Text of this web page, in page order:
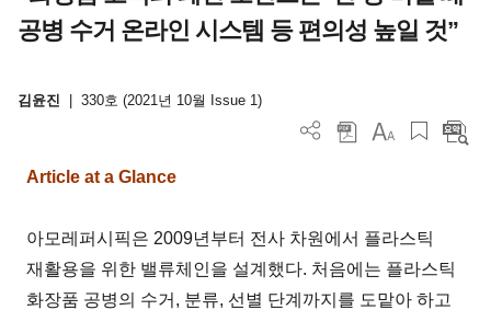
공병 수거 온라인 시스템 등 편의성 높일 것”
김윤진 330호 (2021년 10월 Issue 1)
Article at a Glance
아모레퍼시픽은 2009년부터 전사 차원에서 플라스틱
재활용을 위한 밸류체인을 설계했다. 처음에는 플라스틱
화장품 공병의 수거, 분류, 선별 단계까지를 도맡아 하고